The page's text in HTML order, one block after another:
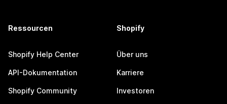
Ressourcen
Shopify Help Center
API-Dokumentation
Shopify Community
Shopify
Über uns
Karriere
Investoren